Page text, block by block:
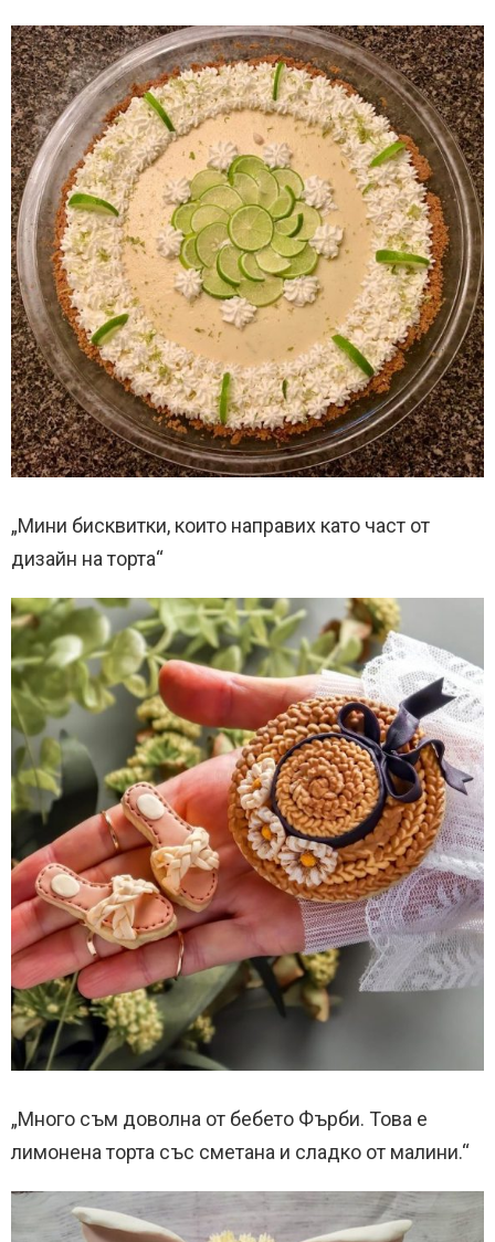
„Мини бисквитки, които направих като част от
дизайн на торта“
„Много съм доволна от бебето Фърби. Това е
лимонена торта със сметана и сладко от малини.“